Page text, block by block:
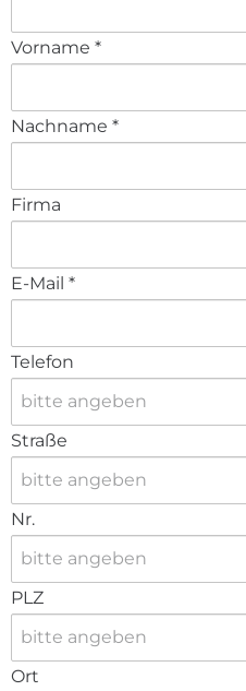
Vorname *
Nachname *
Firma
E-Mail *
Telefon
Straße
Nr.
PLZ
Ort